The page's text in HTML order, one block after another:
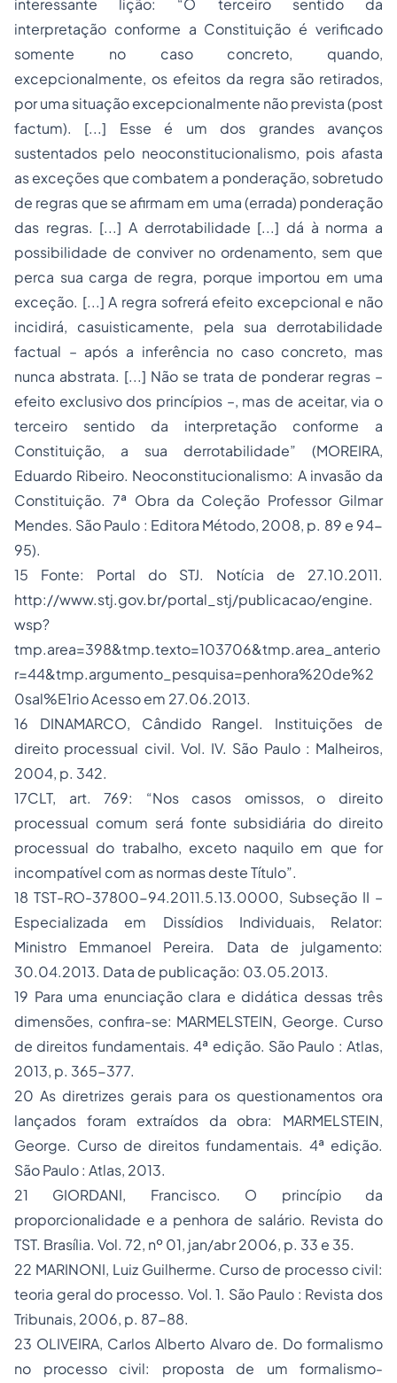
interessante lição: “O terceiro sentido da
interpretação conforme a Constituição é verificado
somente no caso concreto, quando,
excepcionalmente, os efeitos da regra são retirados,
por uma situação excepcionalmente não prevista (post
factum). [...] Esse é um dos grandes avanços
sustentados pelo neoconstitucionalismo, pois afasta
as exceções que combatem a ponderação, sobretudo
de regras que se afirmam em uma (errada) ponderação
das regras. [...] A derrotabilidade [...] dá à norma a
possibilidade de conviver no ordenamento, sem que
perca sua carga de regra, porque importou em uma
exceção. [...] A regra sofrerá efeito excepcional e não
incidirá, casuisticamente, pela sua derrotabilidade
factual – após a inferência no caso concreto, mas
nunca abstrata. [...] Não se trata de ponderar regras –
efeito exclusivo dos princípios –, mas de aceitar, via o
terceiro sentido da interpretação conforme a
Constituição, a sua derrotabilidade” (MOREIRA,
Eduardo Ribeiro. Neoconstitucionalismo: A invasão da
Constituição. 7ª Obra da Coleção Professor Gilmar
Mendes. São Paulo : Editora Método, 2008, p. 89 e 94-
95).
15 Fonte: Portal do STJ. Notícia de 27.10.2011.
http://www.stj.gov.br/portal_stj/publicacao/engine.
wsp?
tmp.area=398&tmp.texto=103706&tmp.area_anterio
r=44&tmp.argumento_pesquisa=penhora%20de%2
0sal%E1rio Acesso em 27.06.2013.
16 DINAMARCO, Cândido Rangel. Instituições de
direito processual civil. Vol. IV. São Paulo : Malheiros,
2004, p. 342.
17CLT, art. 769: “Nos casos omissos, o direito
processual comum será fonte subsidiária do direito
processual do trabalho, exceto naquilo em que for
incompatível com as normas deste Título”.
18 TST-RO-37800-94.2011.5.13.0000, Subseção II –
Especializada em Dissídios Individuais, Relator:
Ministro Emmanoel Pereira. Data de julgamento:
30.04.2013. Data de publicação: 03.05.2013.
19 Para uma enunciação clara e didática dessas três
dimensões, confira-se: MARMELSTEIN, George. Curso
de direitos fundamentais. 4ª edição. São Paulo : Atlas,
2013, p. 365-377.
20 As diretrizes gerais para os questionamentos ora
lançados foram extraídos da obra: MARMELSTEIN,
George. Curso de direitos fundamentais. 4ª edição.
São Paulo : Atlas, 2013.
21 GIORDANI, Francisco. O princípio da
proporcionalidade e a penhora de salário. Revista do
TST. Brasília. Vol. 72, nº 01, jan/abr 2006, p. 33 e 35.
22 MARINONI, Luiz Guilherme. Curso de processo civil:
teoria geral do processo. Vol. 1. São Paulo : Revista dos
Tribunais, 2006, p. 87-88.
23 OLIVEIRA, Carlos Alberto Alvaro de. Do formalismo
no processo civil: proposta de um formalismo-